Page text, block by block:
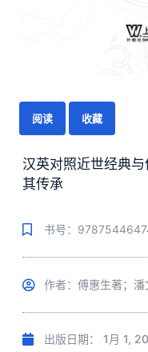
阅读 收藏
汉英对照近世经典
其传承
书号：
作者：傅惠生著；潘
出版日期： 1月 1,